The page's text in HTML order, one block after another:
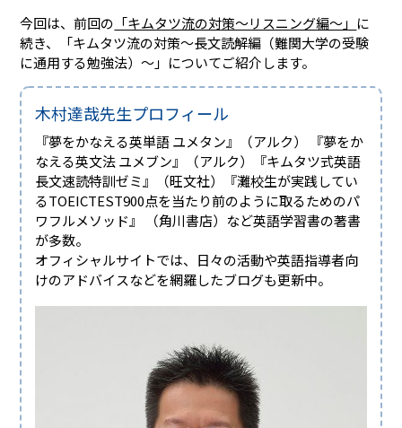
今回は、前回の 「キムタツ流の対策～リスニング編～」 に
続き、「キムタツ流の対策～長文読解編（難関大学の受験
に通用する勉強法）～」についてご紹介します。
木村達哉先生プロフィール
『夢をかなえる英単語 ユメタン』（アルク） 『夢をか
なえる英文法 ユメブン』（アルク）『キムタツ式英語
長文速読特訓ゼミ』（旺文社）『灘校生が実践してい
るTOEICTEST900点を当たり前のように取るためのパ
ワフルメソッド』 （角川書店）など英語学習書の著書
が多数。
オフィシャルサイトでは、日々の活動や英語指導者向
けのアドバイスなどを網羅したブログも更新中。